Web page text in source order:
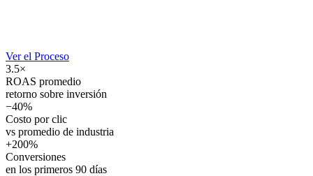
Ver el Proceso
3.5×
ROAS promedio
retorno sobre inversión
−40%
Costo por clic
vs promedio de industria
+200%
Conversiones
en los primeros 90 días